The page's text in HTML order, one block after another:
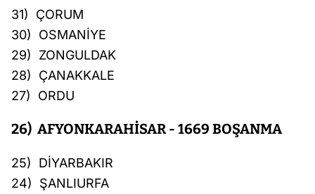
31) ÇORUM
30) OSMANİYE
29) ZONGULDAK
28) ÇANAKKALE
27) ORDU
26) AFYONKARAHİSAR - 1669 BOŞANMA
25) DİYARBAKIR
24) ŞANLIURFA